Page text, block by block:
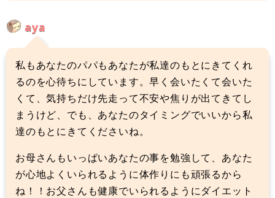
aya
私もあなたのパパもあなたが私達のもとにきてくれ
るのを心待ちにしています。早く会いたくて会いた
くて、気持ちだけ先走って不安や焦りが出てきてし
まうけど、でも、あなたのタイミングでいいから私
達のもとにきてくださいね。
お母さんもいっぱいあなたの事を勉強して、あなた
が心地よくいられるように体作りにも頑張るから
ね！！お父さんも健康でいられるようにダイエット